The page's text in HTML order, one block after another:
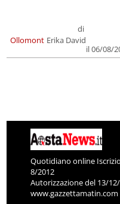
Ollomont
di
Erika David
il 06/08/
Quotidiano online
8/2012
Autorizzazione del 13/
www.gazzettamatin.com